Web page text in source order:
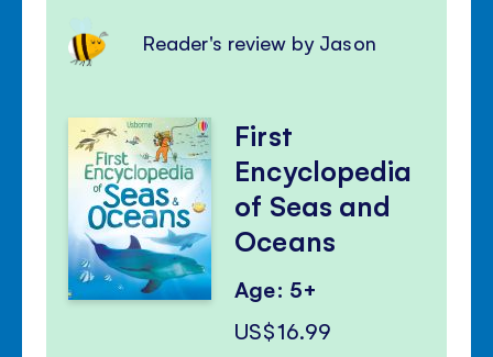
Reader's review by Jason
First
Encyclopedia
of Seas and
Oceans
Age: 5+
US$16.99